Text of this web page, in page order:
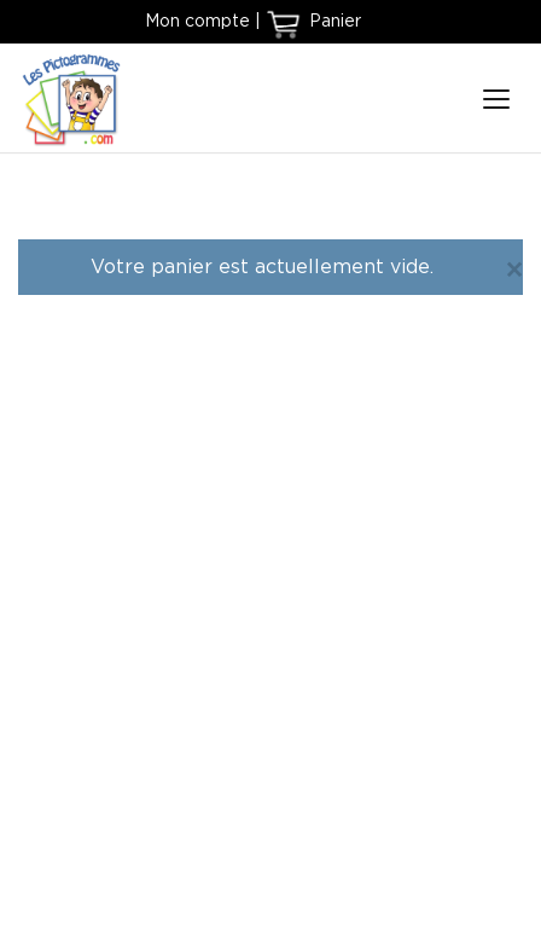
Mon compte Panier
×
Votre panier est actuellement vide.